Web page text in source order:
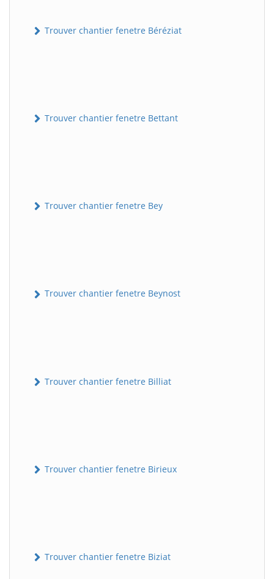
Trouver chantier fenetre Béréziat
Trouver chantier fenetre Bettant
Trouver chantier fenetre Bey
Trouver chantier fenetre Beynost
Trouver chantier fenetre Billiat
Trouver chantier fenetre Birieux
Trouver chantier fenetre Biziat